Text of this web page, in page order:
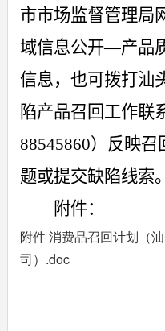
市市场监督管理局
域信息公开—产品
信息，也可拨打汕
陷产品召回工作联
88545860）反映召
题或提交缺陷线索
附件：
附件 消费品召回计划（
司）.doc